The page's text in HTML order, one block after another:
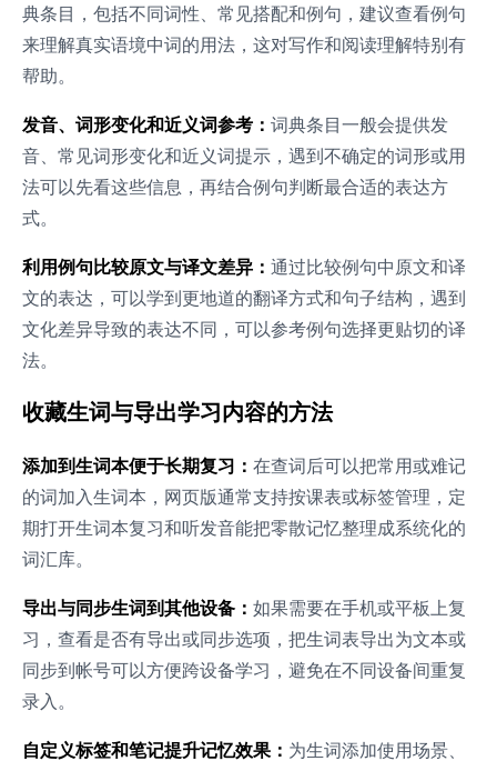
典条目，包括不同词性、常见搭配和例句，建议查看例句
来理解真实语境中词的用法，这对写作和阅读理解特别有
帮助。
发音、词形变化和近义词参考： 词典条目一般会提供发
音、常见词形变化和近义词提示，遇到不确定的词形或用
法可以先看这些信息，再结合例句判断最合适的表达方
式。
利用例句比较原文与译文差异： 通过比较例句中原文和译
文的表达，可以学到更地道的翻译方式和句子结构，遇到
文化差异导致的表达不同，可以参考例句选择更贴切的译
法。
收藏生词与导出学习内容的方法
添加到生词本便于长期复习： 在查词后可以把常用或难记
的词加入生词本，网页版通常支持按课表或标签管理，定
期打开生词本复习和听发音能把零散记忆整理成系统化的
词汇库。
导出与同步生词到其他设备： 如果需要在手机或平板上复
习，查看是否有导出或同步选项，把生词表导出为文本或
同步到帐号可以方便跨设备学习，避免在不同设备间重复
录入。
自定义标签和笔记提升记忆效果： 为生词添加使用场景、